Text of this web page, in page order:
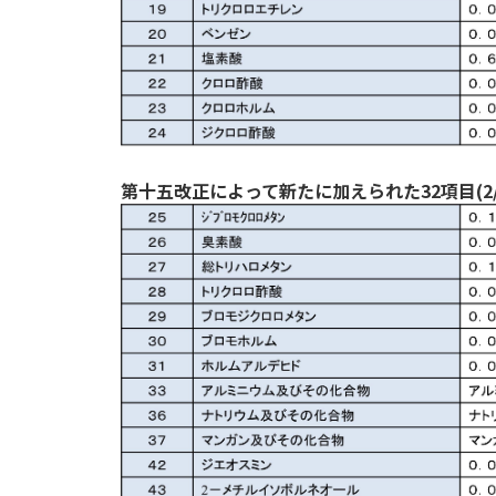
第十五改正によって新たに加えられた32項目